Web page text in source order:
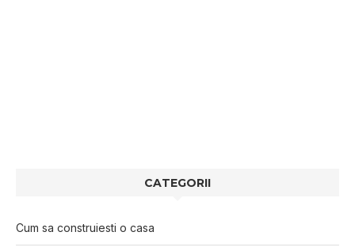
CATEGORII
Cum sa construiesti o casa